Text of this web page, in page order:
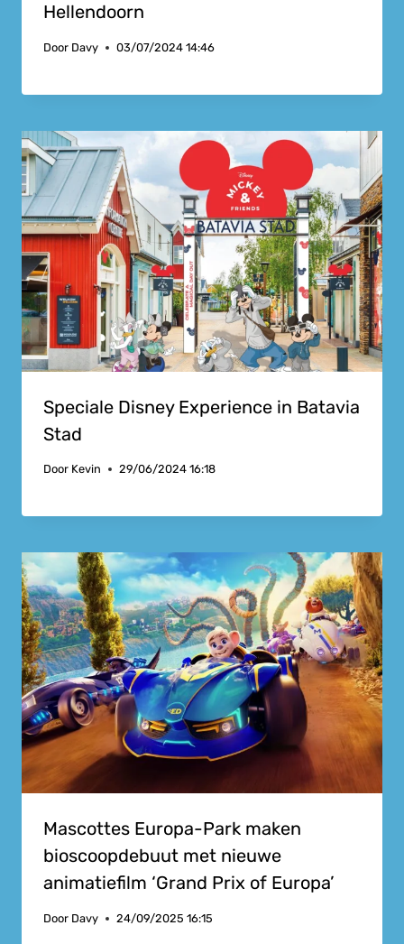
Hellendoorn
Door Davy 03/07/2024 14:46
Speciale Disney Experience in Batavia
Stad
Door Kevin 29/06/2024 16:18
Mascottes Europa-Park maken
bioscoopdebuut met nieuwe
animatiefilm ‘Grand Prix of Europa’
Door Davy 24/09/2025 16:15